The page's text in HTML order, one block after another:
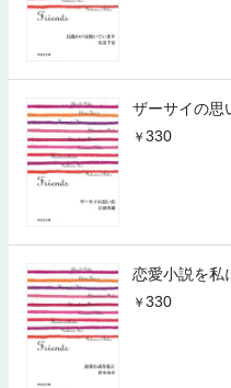
ザーサイの思
330
恋愛小説を私
330